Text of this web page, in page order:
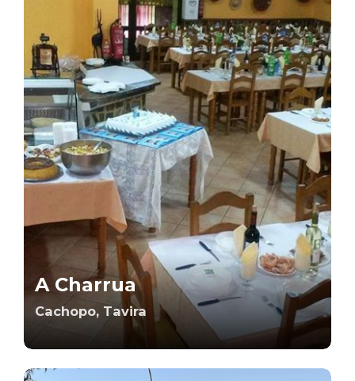
A Charrua
Cachopo, Tavira